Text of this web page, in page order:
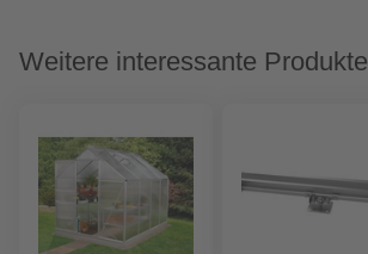
Weitere interessante Produkte